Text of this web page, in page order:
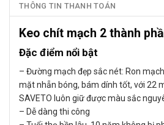
THÔNG TIN THANH TOÁN
Keo chít mạch 2 thành
Đặc điểm nổi bật
– Đường mạch đẹp sắc nét​: Ron
mặt nhẵn bóng, bám dính tốt, với 22
SAVETO luôn giữ được màu sắc
– Dễ dàng thi công